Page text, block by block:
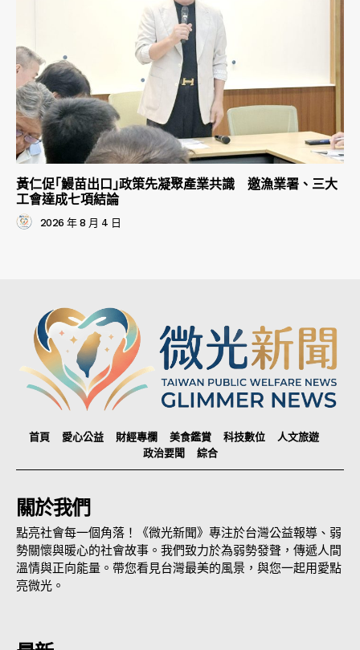
黃仁促｢鰻苗出口｣政策先凝聚產業共識 邀漁業署、三大
工會達成七項結論
2026 年 8 月 4 日
首頁 愛心公益 財經專欄 美食鑑賞 科技數位
人文旅遊
政治要聞
綜合
關於我們
點亮社會每一個角落！《微光新聞》專注於台灣公益報導、弱
勢關懷與暖心的社會故事。我們致力於為弱勢發聲，傳遞人間
溫情與正向能量。帶您看見台灣最美的風景，與您一起用愛點
亮微光。